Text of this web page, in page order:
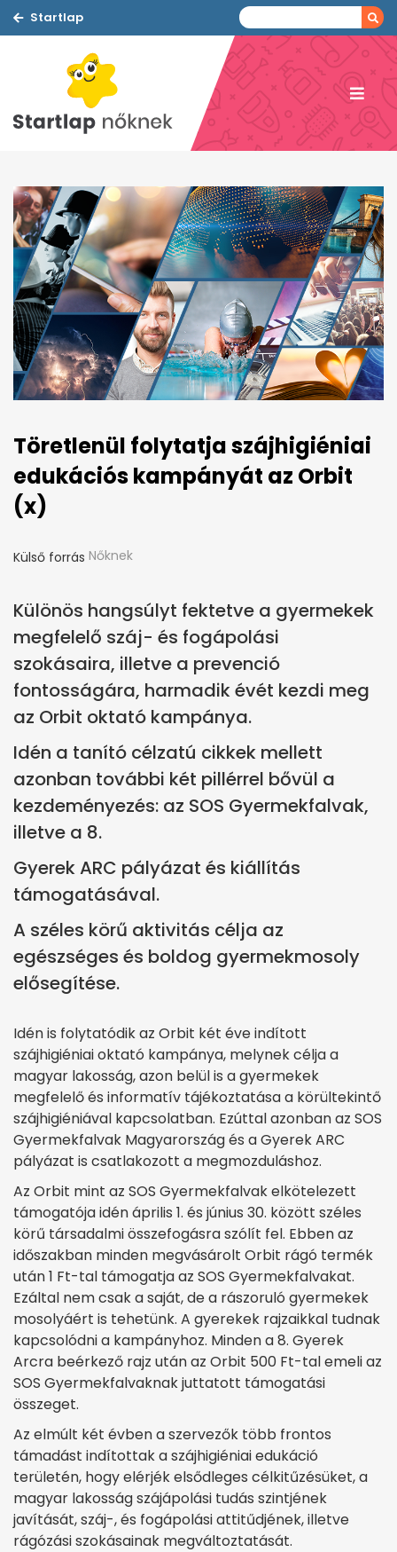
Startlap
Töretlenül folytatja szájhigiéniai
edukációs kampányát az Orbit
(x)
Külső forrás Nőknek
Különös hangsúlyt fektetve a gyermekek
megfelelő száj- és fogápolási
szokásaira, illetve a prevenció
fontosságára, harmadik évét kezdi meg
az Orbit oktató kampánya.
Idén a tanító célzatú cikkek mellett
azonban további két pillérrel bővül a
kezdeményezés: az SOS Gyermekfalvak,
illetve a 8.
Gyerek ARC pályázat és kiállítás
támogatásával.
A széles körű aktivitás célja az
egészséges és boldog gyermekmosoly
elősegítése.
Idén is folytatódik az Orbit két éve indított
szájhigiéniai oktató kampánya, melynek célja a
magyar lakosság, azon belül is a gyermekek
megfelelő és informatív tájékoztatása a körültekintő
szájhigiéniával kapcsolatban. Ezúttal azonban az SOS
Gyermekfalvak Magyarország és a Gyerek ARC
pályázat is csatlakozott a megmozduláshoz.
Az Orbit mint az SOS Gyermekfalvak elkötelezett
támogatója idén április 1. és június 30. között széles
körű társadalmi összefogásra szólít fel. Ebben az
időszakban minden megvásárolt Orbit rágó termék
után 1 Ft-tal támogatja az SOS Gyermekfalvakat.
Ezáltal nem csak a saját, de a rászoruló gyermekek
mosolyáért is tehetünk. A gyerekek rajzaikkal tudnak
kapcsolódni a kampányhoz. Minden a 8. Gyerek
Arcra beérkező rajz után az Orbit 500 Ft-tal emeli az
SOS Gyermekfalvaknak juttatott támogatási
összeget.
Az elmúlt két évben a szervezők több frontos
támadást indítottak a szájhigiéniai edukáció
területén, hogy elérjék elsődleges célkitűzésüket, a
magyar lakosság szájápolási tudás szintjének
javítását, száj-, és fogápolási attitűdjének, illetve
rágózási szokásainak megváltoztatását.